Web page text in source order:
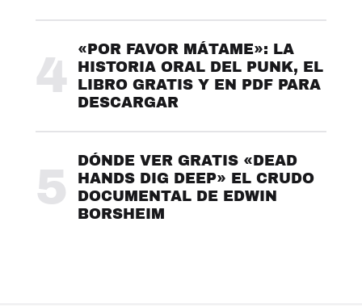
4
«POR FAVOR MÁTAME»: LA
HISTORIA ORAL DEL PUNK, EL
LIBRO GRATIS Y EN PDF PARA
DESCARGAR
5
DÓNDE VER GRATIS «DEAD
HANDS DIG DEEP» EL CRUDO
DOCUMENTAL DE EDWIN
BORSHEIM